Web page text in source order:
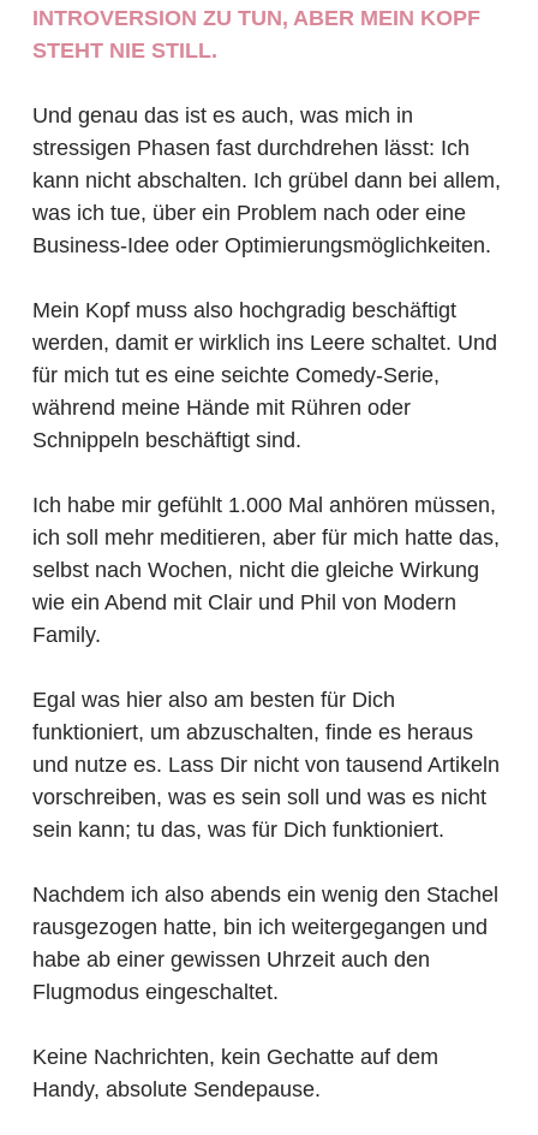
INTROVERSION ZU TUN, ABER MEIN KOPF
STEHT NIE STILL.
Und genau das ist es auch, was mich in
stressigen Phasen fast durchdrehen lässt: Ich
kann nicht abschalten. Ich grübel dann bei allem,
was ich tue, über ein Problem nach oder eine
Business-Idee oder Optimierungsmöglichkeiten.
Mein Kopf muss also hochgradig beschäftigt
werden, damit er wirklich ins Leere schaltet. Und
für mich tut es eine seichte Comedy-Serie,
während meine Hände mit Rühren oder
Schnippeln beschäftigt sind.
Ich habe mir gefühlt 1.000 Mal anhören müssen,
ich soll mehr meditieren, aber für mich hatte das,
selbst nach Wochen, nicht die gleiche Wirkung
wie ein Abend mit Clair und Phil von Modern
Family.
Egal was hier also am besten für Dich
funktioniert, um abzuschalten, finde es heraus
und nutze es. Lass Dir nicht von tausend Artikeln
vorschreiben, was es sein soll und was es nicht
sein kann; tu das, was für Dich funktioniert.
Nachdem ich also abends ein wenig den Stachel
rausgezogen hatte, bin ich weitergegangen und
habe ab einer gewissen Uhrzeit auch den
Flugmodus eingeschaltet.
Keine Nachrichten, kein Gechatte auf dem
Handy, absolute Sendepause.